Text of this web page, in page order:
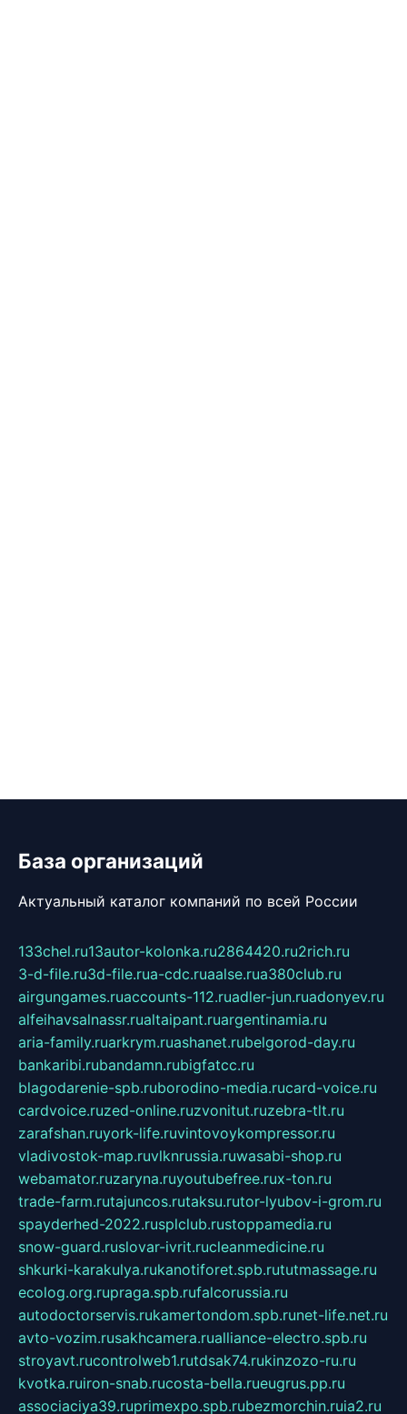
База организаций
Актуальный каталог компаний по всей России
133chel.ru13autor-kolonka.ru2864420.ru2rich.ru
3-d-file.ru3d-file.rua-cdc.ruaalse.rua380club.ru
airgungames.ruaccounts-112.ruadler-jun.ruadonyev.ru
alfeihavsalnassr.rualtaipant.ruargentinamia.ru
aria-family.ruarkrym.ruashanet.rubelgorod-day.ru
bankaribi.rubandamn.rubigfatcc.ru
blagodarenie-spb.ruborodino-media.rucard-voice.ru
cardvoice.ruzed-online.ruzvonitut.ruzebra-tlt.ru
zarafshan.ruyork-life.ruvintovoykompressor.ru
vladivostok-map.ruvlknrussia.ruwasabi-shop.ru
webamator.ruzaryna.ruyoutubefree.rux-ton.ru
trade-farm.rutajuncos.rutaksu.rutor-lyubov-i-grom.ru
spayderhed-2022.rusplclub.rustoppamedia.ru
snow-guard.ruslovar-ivrit.rucleanmedicine.ru
shkurki-karakulya.rukanotiforet.spb.rututmassage.ru
ecolog.org.rupraga.spb.rufalcorussia.ru
autodoctorservis.rukamertondom.spb.runet-life.net.ru
avto-vozim.rusakhcamera.rualliance-electro.spb.ru
stroyavt.rucontrolweb1.rutdsak74.rukinzozo-ru.ru
kvotka.ruiron-snab.rucosta-bella.rueugrus.pp.ru
associaciya39.ruprimexpo.spb.rubezmorchin.ruia2.ru